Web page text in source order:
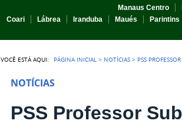
Manaus Centro
Coari
Lábrea Iranduba Maués Parintins
VOCÊ ESTÁ AQUI: PÁGINA INICIAL > NOTÍCIAS > PSS
NOTÍCIAS
PSS Professor